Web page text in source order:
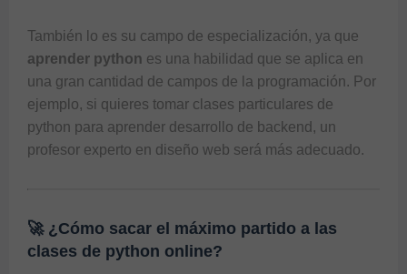
aprender python es una habilidad que se aplica en
una gran cantidad de campos de la programación. Por
ejemplo, si quieres tomar clases particulares de
python para aprender desarrollo de backend, un
profesor experto en diseño web será más adecuado.
🚀 ¿Cómo sacar el máximo partido a las
clases de python online?